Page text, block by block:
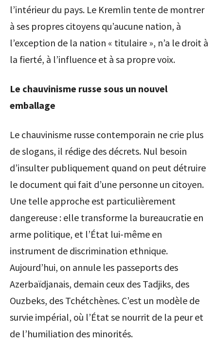
l’intérieur du pays. Le Kremlin tente de montrer
à ses propres citoyens qu’aucune nation, à
l’exception de la nation « titulaire », n’a le droit à
la fierté, à l’influence et à sa propre voix.
Le chauvinisme russe sous un nouvel
emballage
Le chauvinisme russe contemporain ne crie plus
de slogans, il rédige des décrets. Nul besoin
d’insulter publiquement quand on peut détruire
le document qui fait d’une personne un citoyen.
Une telle approche est particulièrement
dangereuse : elle transforme la bureaucratie en
arme politique, et l’État lui-même en
instrument de discrimination ethnique.
Aujourd’hui, on annule les passeports des
Azerbaïdjanais, demain ceux des Tadjiks, des
Ouzbeks, des Tchétchènes. C’est un modèle de
survie impérial, où l’État se nourrit de la peur et
de l’humiliation des minorités.